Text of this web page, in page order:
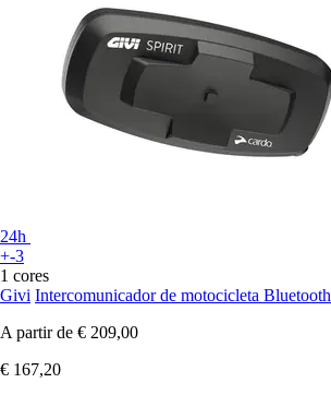
24h
+-3
1 cores
Givi Intercomunicador de motocicleta Bluetooth
A partir de € 209,00
€ 167,20